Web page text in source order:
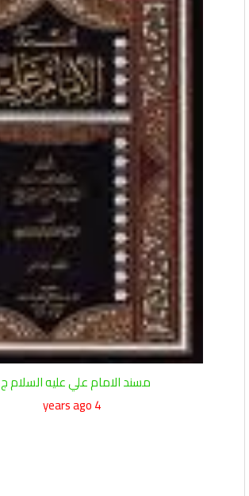
مسند الامام علي عليه السلام ج 5
4 years ago